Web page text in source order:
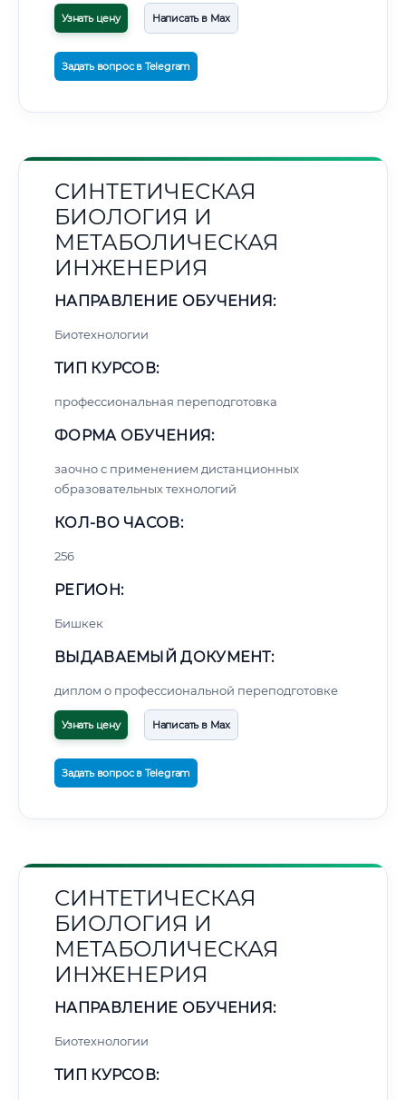
Узнать цену Написать в Max
Задать вопрос в Telegram
СИНТЕТИЧЕСКАЯ
БИОЛОГИЯ И
МЕТАБОЛИЧЕСКАЯ
ИНЖЕНЕРИЯ
НАПРАВЛЕНИЕ ОБУЧЕНИЯ:
Биотехнологии
ТИП КУРСОВ:
профессиональная переподготовка
ФОРМА ОБУЧЕНИЯ:
заочно с применением дистанционных
образовательных технологий
КОЛ-ВО ЧАСОВ:
256
РЕГИОН:
Бишкек
ВЫДАВАЕМЫЙ ДОКУМЕНТ:
диплом о профессиональной переподготовке
Узнать цену Написать в Max
Задать вопрос в Telegram
СИНТЕТИЧЕСКАЯ
БИОЛОГИЯ И
МЕТАБОЛИЧЕСКАЯ
ИНЖЕНЕРИЯ
НАПРАВЛЕНИЕ ОБУЧЕНИЯ:
Биотехнологии
ТИП КУРСОВ: